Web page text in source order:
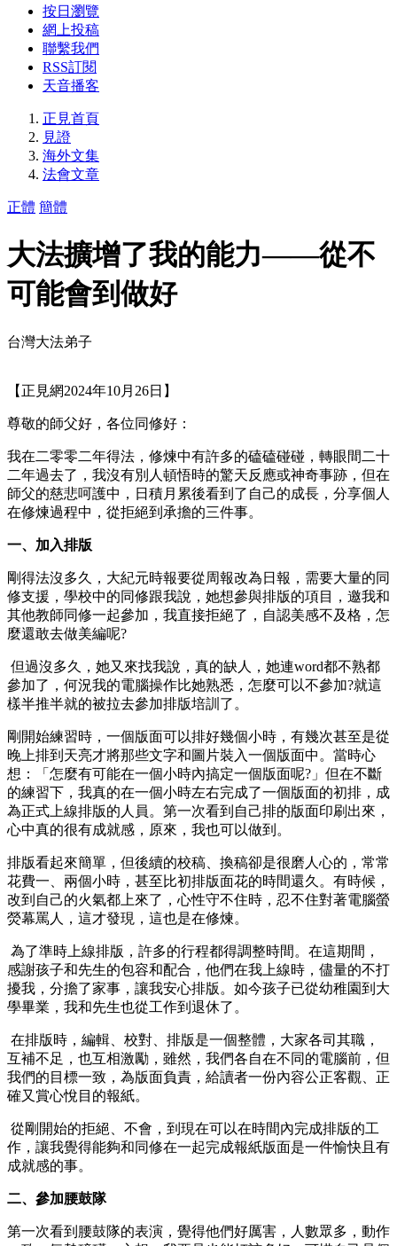
按日瀏覽
網上投稿
聯繫我們
RSS訂閱
天音播客
正見首頁
見證
海外文集
法會文章
正體 簡體
大法擴增了我的能力——從不
可能會到做好
台灣大法弟子
【正見網2024年10月26日】
尊敬的師父好，各位同修好：
我在二零零二年得法，修煉中有許多的磕磕碰碰，轉眼間二十
二年過去了，我沒有別人頓悟時的驚天反應或神奇事跡，但在
師父的慈悲呵護中，日積月累後看到了自己的成長，分享個人
在修煉過程中，從拒絕到承擔的三件事。
一、加入排版
剛得法沒多久，大紀元時報要從周報改為日報，需要大量的同
修支援，學校中的同修跟我說，她想參與排版的項目，邀我和
其他教師同修一起參加，我直接拒絕了，自認美感不及格，怎
麼還敢去做美編呢?
但過沒多久，她又來找我說，真的缺人，她連word都不熟都
參加了，何況我的電腦操作比她熟悉，怎麼可以不參加?就這
樣半推半就的被拉去參加排版培訓了。
剛開始練習時，一個版面可以排好幾個小時，有幾次甚至是從
晚上排到天亮才將那些文字和圖片裝入一個版面中。當時心
想：「怎麼有可能在一個小時內搞定一個版面呢?」但在不斷
的練習下，我真的在一個小時左右完成了一個版面的初排，成
為正式上線排版的人員。第一次看到自己排的版面印刷出來，
心中真的很有成就感，原來，我也可以做到。
排版看起來簡單，但後續的校稿、換稿卻是很磨人心的，常常
花費一、兩個小時，甚至比初排版面花的時間還久。有時候，
改到自己的火氣都上來了，心性守不住時，忍不住對著電腦螢
熒幕罵人，這才發現，這也是在修煉。
為了準時上線排版，許多的行程都得調整時間。在這期間，
感謝孩子和先生的包容和配合，他們在我上線時，儘量的不打
擾我，分擔了家事，讓我安心排版。如今孩子已從幼稚園到大
學畢業，我和先生也從工作到退休了。
在排版時，編輯、校對、排版是一個整體，大家各司其職，
互補不足，也互相激勵，雖然，我們各自在不同的電腦前，但
我們的目標一致，為版面負責，給讀者一份內容公正客觀、正
確又賞心悅目的報紙。
從剛開始的拒絕、不會，到現在可以在時間內完成排版的工
作，讓我覺得能夠和同修在一起完成報紙版面是一件愉快且有
成就感的事。
二、參加腰鼓隊
第一次看到腰鼓隊的表演，覺得他們好厲害，人數眾多，動作